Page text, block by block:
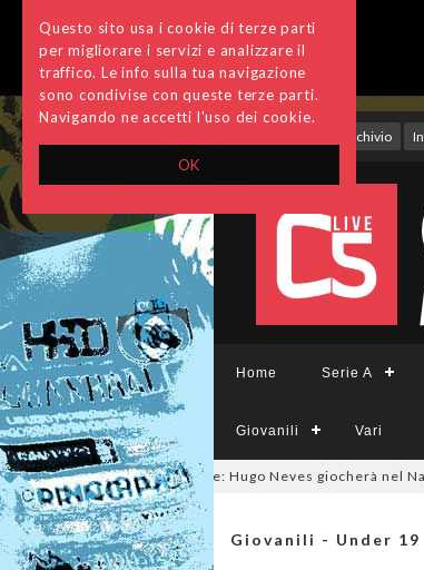
OK
Questo sito usa i cookie di terze parti
per migliorare i servizi e analizzare il
traffico. Le info sulla tua navigazione
sono condivise con queste terze parti.
Navigando ne accetti l'uso dei cookie.
Archivio
Home Serie A
Giovanili Vari
ora è ufficiale: Hugo Neves giocherà nel Napoli.
Giovanili - Under